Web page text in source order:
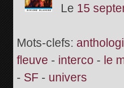
Le 15
Mots-clefs:
fleuve - interco - le
- SF - univers